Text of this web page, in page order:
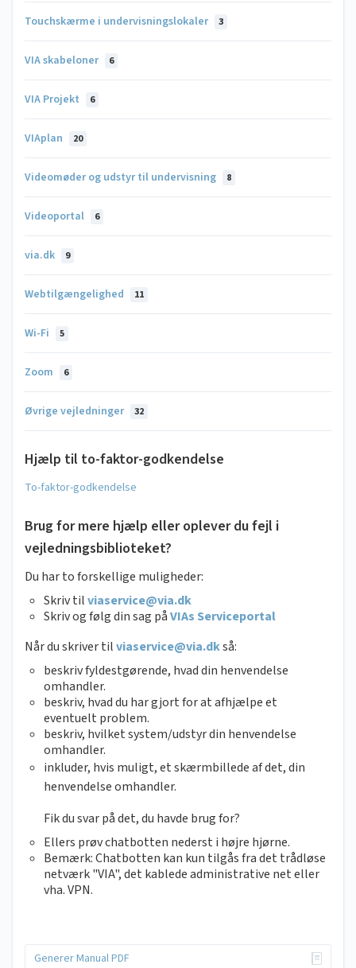
Touchskærme i undervisningslokaler 3
VIA skabeloner 6
VIA Projekt 6
VIAplan 20
Videomøder og udstyr til undervisning 8
Videoportal 6
via.dk 9
Webtilgængelighed 11
Wi-Fi 5
Zoom 6
Øvrige vejledninger 32
Hjælp til to-faktor-godkendelse
To-faktor-godkendelse
Brug for mere hjælp eller oplever du fejl i
vejledningsbiblioteket?
Du har to forskellige muligheder:
Skriv tilviaservice@via.dk
Skriv og følg din sag påVIAs Serviceportal
Når du skriver tilviaservice@via.dkså:
beskriv fyldestgørende, hvad din henvendelse
omhandler.
beskriv, hvad du har gjort for at afhjælpe et
eventuelt problem.
beskriv, hvilket system/udstyr din henvendelse
omhandler.
inkluder, hvis muligt, et skærmbillede af det, din
henvendelse omhandler.
Fik du svar på det, du havde brug for?
Ellers prøv chatbotten nederst i højre hjørne.
Bemærk: Chatbotten kan kun tilgås fra det trådløse
netværk "VIA", det kablede administrative net eller
vha. VPN.
Generer Manual PDF